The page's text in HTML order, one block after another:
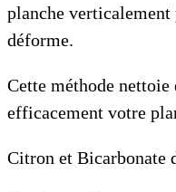
planche verticalement
déforme.
Cette méthode nettoie
efficacement votre
Citron et Bicarbonate